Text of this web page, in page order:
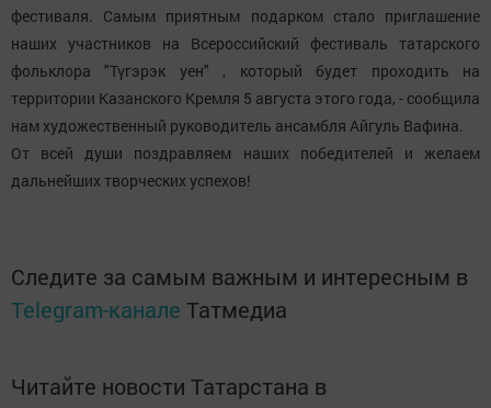
фестиваля. Самым приятным подарком стало приглашение
наших участников на Всероссийский фестиваль татарского
фольклора "Түгэрэк уен" , который будет проходить на
территории Казанского Кремля 5 августа этого года, - сообщила
нам художественный руководитель ансамбля Айгуль Вафина.
От всей души поздравляем наших победителей и желаем
дальнейших творческих успехов!
Следите за самым важным и интересным в
Telegram-канале Татмедиа
Читайте новости Татарстана в